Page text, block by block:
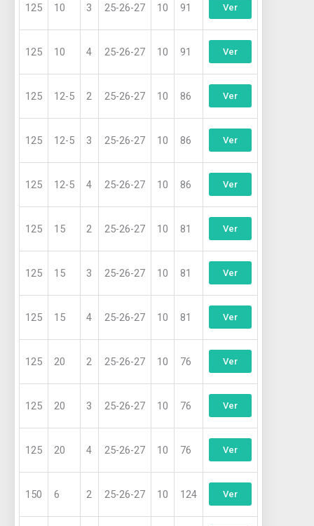
125 10 3 25-26-27 10 91 Ver
125 10 4 25-26-27 10 91 Ver
125 12-5 2 25-26-27 10 86 Ver
125 12-5 3 25-26-27 10 86 Ver
125 12-5 4 25-26-27 10 86 Ver
125 15 2 25-26-27 10 81 Ver
125 15 3 25-26-27 10 81 Ver
125 15 4 25-26-27 10 81 Ver
125 20 2 25-26-27 10 76 Ver
125 20 3 25-26-27 10 76 Ver
125 20 4 25-26-27 10 76 Ver
150 6 2 25-26-27 10 124 Ver